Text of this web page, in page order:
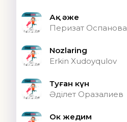
Ақ әже
Перизат Оспанова
Nozlaring
Erkin Xudoyqulov
Туған күн
Әділет Оразалиев
Ок жедим